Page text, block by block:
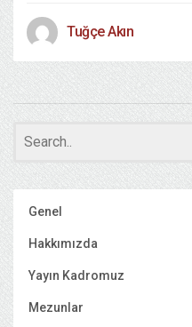
Tuğçe Akın
Genel
Hakkımızda
Yayın Kadromuz
Mezunlar